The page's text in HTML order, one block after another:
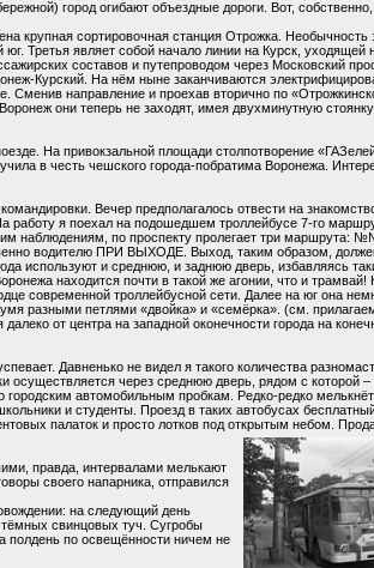
город огибают объездные дороги. Вот, собственно,
крупная сортировочная станция Отрожка. Необычность
Третья являет собой начало линии на Курск, уходящей
составов и путепроводом через Московский
Курский. На нём ныне заканчиваются
Сменив направление и проехав вторично по
они теперь не заходят, имея двухминутную
На привокзальной площади столпотворение
в честь чешского города-побратима Воронежа.
Вечер предполагалось отвести на
я поехал на подошедшем троллейбусе 7-го
наблюдениям, по проспекту пролегает три маршрута:
водителю ПРИ ВЫХОДЕ. Выход, таким образом,
используют и среднюю, и заднюю дверь, избавляясь
находится почти в такой же агонии, что и трамвай!
современной троллейбусной сети. Далее на юг она
разными петлями «двойка» и «семёрка». (см.
от центра на западной оконечности города на
Давненько не видел я такого количества
через среднюю дверь, рядом с которой –
автомобильным пробкам. Редко-редко мелькнёт
и студенты. Проезд в таких автобусах
палаток и просто лотков под открытым небом.
правда, интервалами мелькают
своего напарника, отправился
на следующий день
свинцовых туч. Сугробы
полдень по освещённости ничем не